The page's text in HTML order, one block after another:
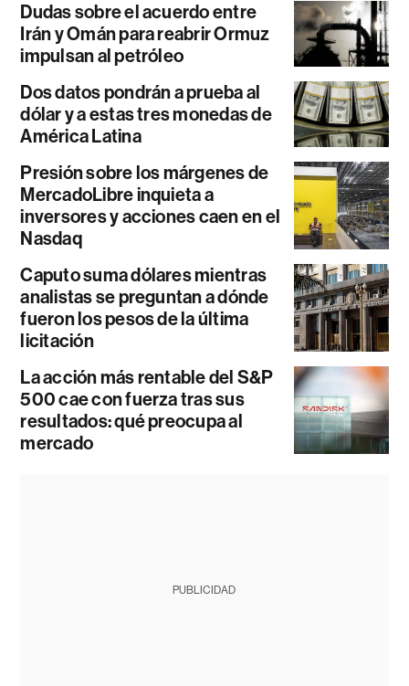
Dudas sobre el acuerdo entre
Irán y Omán para reabrir Ormuz
impulsan al petróleo
Dos datos pondrán a prueba al
dólar y a estas tres monedas de
América Latina
Presión sobre los márgenes de
MercadoLibre inquieta a
inversores y acciones caen en el
Nasdaq
Caputo suma dólares mientras
analistas se preguntan a dónde
fueron los pesos de la última
licitación
La acción más rentable del S&P
500 cae con fuerza tras sus
resultados: qué preocupa al
mercado
PUBLICIDAD